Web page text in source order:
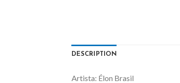
DESCRIPTION
Artista: Élon Brasil